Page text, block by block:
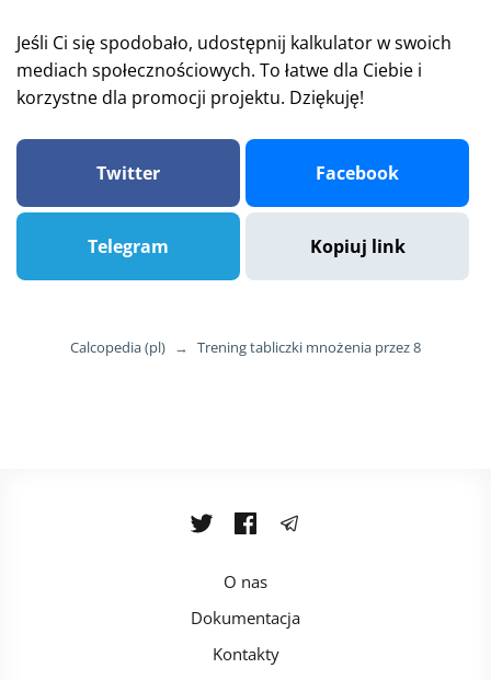
Jeśli Ci się spodobało, udostępnij kalkulator w swoich
mediach społecznościowych. To łatwe dla Ciebie i
korzystne dla promocji projektu. Dziękuję!
Twitter Facebook
Telegram Kopiuj link
Calcopedia (pl) → Trening tabliczki mnożenia przez 8
O nas
Dokumentacja
Kontakty